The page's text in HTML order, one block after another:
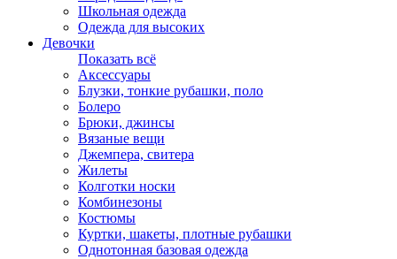
Школьная одежда
Одежда для высоких
Девочки
Показать всё
Аксессуары
Блузки, тонкие рубашки, поло
Болеро
Брюки, джинсы
Вязаные вещи
Джемпера, свитера
Жилеты
Колготки носки
Комбинезоны
Костюмы
Куртки, шакеты, плотные рубашки
Однотонная базовая одежда